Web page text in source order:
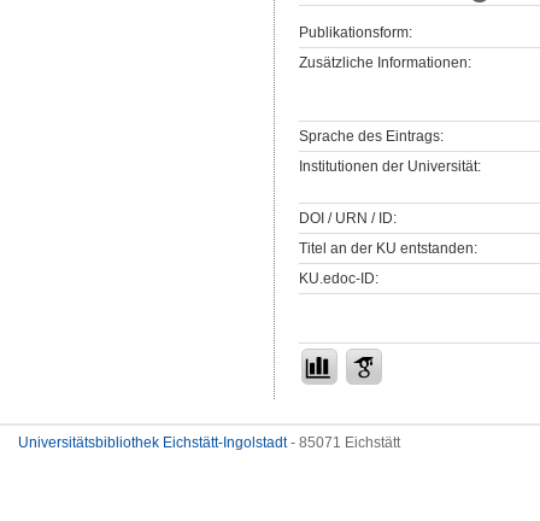
Publikationsform:
Zusätzliche Informationen:
Sprache des Eintrags:
Institutionen der Universität:
DOI / URN / ID:
Titel an der KU entstanden:
KU.edoc-ID:
Universitätsbibliothek Eichstätt-Ingolstadt- 85071 Eichstätt